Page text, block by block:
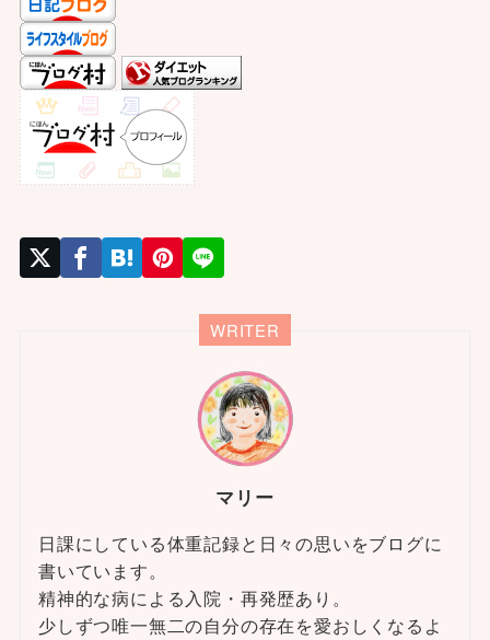
WRITER
マリー
日課にしている体重記録と日々の思いをブログに
書いています。
精神的な病による入院・再発歴あり。
少しずつ唯一無二の自分の存在を愛おしくなるよ